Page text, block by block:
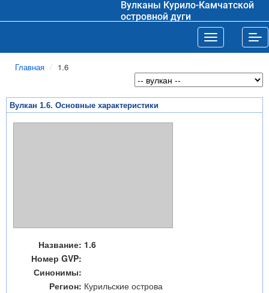
Вулканы Курило-Камчатской
островной дуги
Toggle
Главная 1.6
Вулкан 1.6. Основные характеристики
Название: 1.6
Номер GVP:
Синонимы:
Регион: Курильские острова